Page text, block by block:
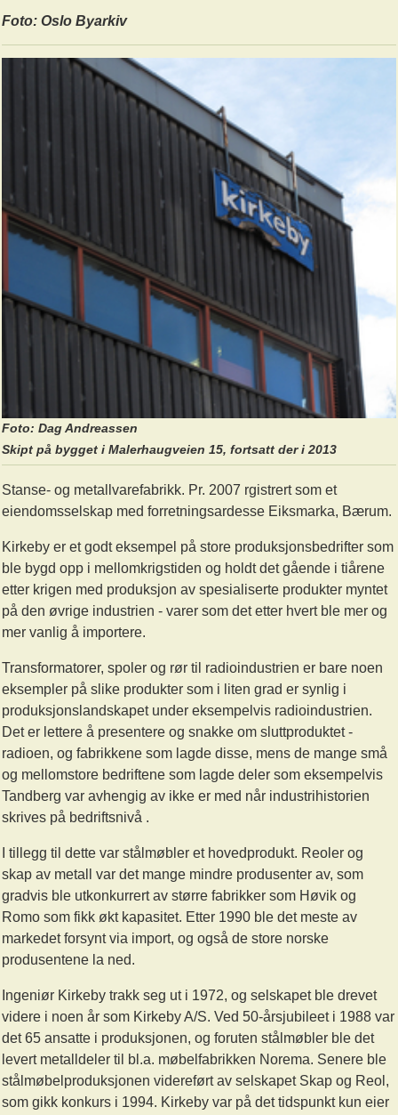
Foto: Oslo Byarkiv
Foto: Dag Andreassen
Skipt på bygget i Malerhaugveien 15, fortsatt der i 2013
Stanse- og metallvarefabrikk. Pr. 2007 rgistrert som et
eiendomsselskap med forretningsardesse Eiksmarka, Bærum.
Kirkeby er et godt eksempel på store produksjonsbedrifter som
ble bygd opp i mellomkrigstiden og holdt det gående i tiårene
etter krigen med produksjon av spesialiserte produkter myntet
på den øvrige industrien - varer som det etter hvert ble mer og
mer vanlig å importere.
Transformatorer, spoler og rør til radioindustrien er bare noen
eksempler på slike produkter som i liten grad er synlig i
produksjonslandskapet under eksempelvis radioindustrien.
Det er lettere å presentere og snakke om sluttproduktet -
radioen, og fabrikkene som lagde disse, mens de mange små
og mellomstore bedriftene som lagde deler som eksempelvis
Tandberg var avhengig av ikke er med når industrihistorien
skrives på bedriftsnivå .
I tillegg til dette var stålmøbler et hovedprodukt. Reoler og
skap av metall var det mange mindre produsenter av, som
gradvis ble utkonkurrert av større fabrikker som Høvik og
Romo som fikk økt kapasitet. Etter 1990 ble det meste av
markedet forsynt via import, og også de store norske
produsentene la ned.
Ingeniør Kirkeby trakk seg ut i 1972, og selskapet ble drevet
videre i noen år som Kirkeby A/S. Ved 50-årsjubileet i 1988 var
det 65 ansatte i produksjonen, og foruten stålmøbler ble det
levert metalldeler til bl.a. møbelfabrikken Norema. Senere ble
stålmøbelproduksjonen videreført av selskapet Skap og Reol,
som gikk konkurs i 1994. Kirkeby var på det tidspunkt kun eier